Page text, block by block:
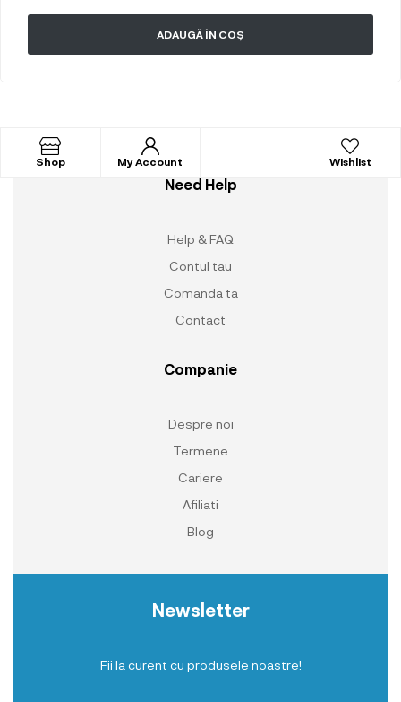
ADAUGĂ ÎN COȘ
Shop My Account Wishlist
Need Help
Help & FAQ
Contul tau
Comanda ta
Contact
Companie
Despre noi
Termene
Cariere
Afiliati
Blog
Newsletter
Fii la curent cu produsele noastre!